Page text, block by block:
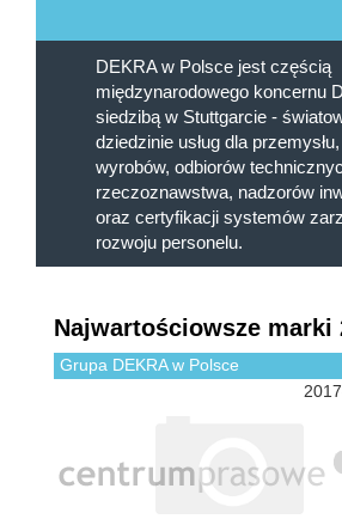
DEKRA w Polsce jest częścią
międzynarodowego koncernu
siedzibą w Stuttgarcie -
dziedzinie usług dla
wyrobów, odbiorów
rzeczoznawstwa, nadzorów
oraz certyfikacji systemów
rozwoju personelu.
Najwartościowsze marki
Grupa DEKRA w Polsce